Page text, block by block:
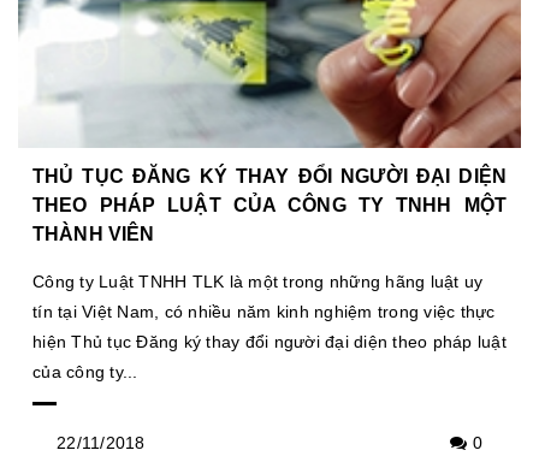
THỦ TỤC ĐĂNG KÝ THAY ĐỔI NGƯỜI ĐẠI DIỆN
THEO PHÁP LUẬT CỦA CÔNG TY TNHH MỘT
THÀNH VIÊN
Công ty Luật TNHH TLK là một trong những hãng luật uy
tín tại Việt Nam, có nhiều năm kinh nghiệm trong việc thực
hiện Thủ tục Đăng ký thay đổi người đại diện theo pháp luật
của công ty...
22/11/2018 0